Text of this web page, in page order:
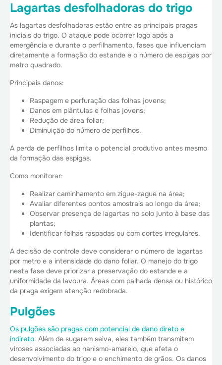
Lagartas desfolhadoras do trigo
As lagartas desfolhadoras estão entre as principais pragas
iniciais do trigo. O ataque pode ocorrer logo após a
emergência e durante o perfilhamento, fases que influenciam
diretamente a formação do estande e o número de espigas por
metro quadrado.
Principais danos:
Raspagem e perfuração das folhas jovens;
Danos em plântulas e folhas jovens;
Redução de área foliar;
Diminuição do número de perfilhos.
A perda de perfilhos limita o potencial produtivo antes mesmo
da formação das espigas.
Como monitorar:
Realizar caminhamento em zigue-zague na área;
Avaliar diferentes pontos amostrais ao longo da área;
Observar presença de lagartas no solo junto à base das
plantas;
Identificar folhas raspadas ou com cortes irregulares.
A decisão de controle deve considerar o número de lagartas
por metro e a intensidade do dano foliar. O manejo do trigo
nesta fase deve priorizar a preservação do estande e a
uniformidade da lavoura. Áreas com palhada densa ou histórico
da praga exigem atenção redobrada.
Pulgões
Os pulgões são pragas com potencial de dano direto e
indireto. Além de sugarem seiva, eles também transmitem
viroses associadas ao nanismo-amarelo, que afeta o
desenvolvimento do trigo e o enchimento de grãos. Os danos